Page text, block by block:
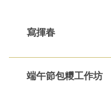
寫揮春
端午節包糭工作坊